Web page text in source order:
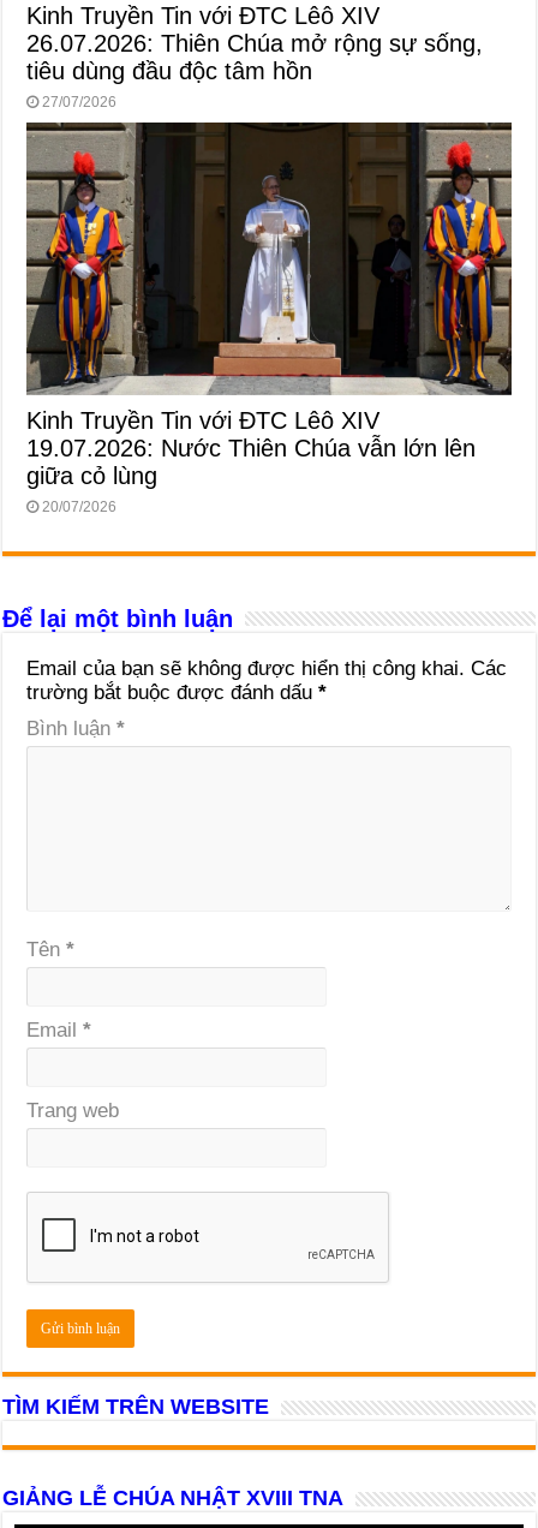
Kinh Truyền Tin với ĐTC Lêô XIV
26.07.2026: Thiên Chúa mở rộng sự sống,
tiêu dùng đầu độc tâm hồn
27/07/2026
Kinh Truyền Tin với ĐTC Lêô XIV
19.07.2026: Nước Thiên Chúa vẫn lớn lên
giữa cỏ lùng
20/07/2026
Để lại một bình luận
Email của bạn sẽ không được hiển thị công khai. Các
trường bắt buộc được đánh dấu*
Bình luận*
Tên*
Email*
Trang web
TÌM KIẾM TRÊN WEBSITE
GIẢNG LỄ CHÚA NHẬT XVIII TNA